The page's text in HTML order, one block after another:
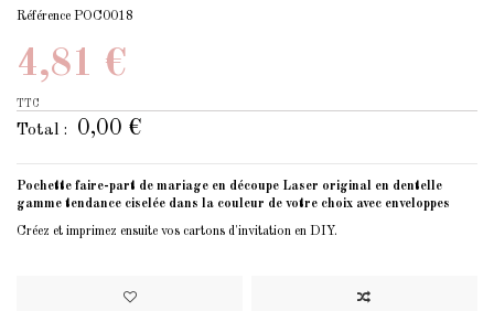
Référence POC0018
4,81 €
TTC
Total : 0,00 €
Pochette faire-part de mariage en découpe Laser original en dentelle
gamme tendance ciselée dans la couleur de votre choix avec enveloppes
Créez et imprimez ensuite vos cartons d'invitation en DIY.